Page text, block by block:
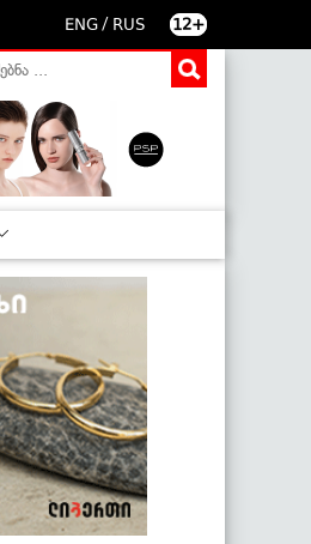
ENG / RUS 12+